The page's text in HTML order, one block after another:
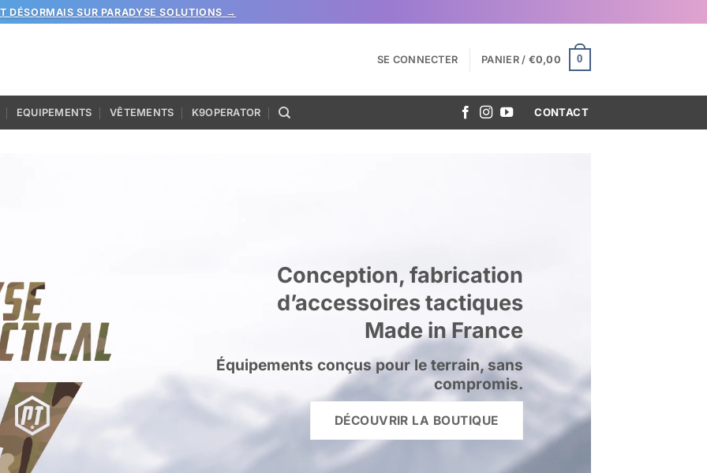
DÉSORMAIS SUR PARADYSE SOLUTIONS →
SE CONNECTER PANIER / €0,00 0
EQUIPEMENTS VÊTEMENTS K9OPERATOR CONTACT
Conception, fabrication
d’accessoires tactiques
Made in France
Équipements conçus pour le terrain, sans
compromis.
DÉCOUVRIR LA BOUTIQUE